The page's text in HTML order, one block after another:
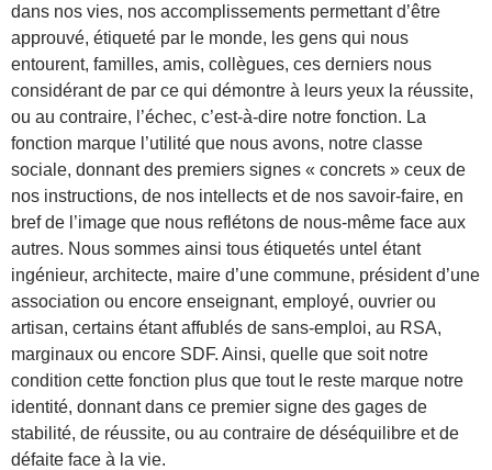
dans nos vies, nos accomplissements permettant d’être
approuvé, étiqueté par le monde, les gens qui nous
entourent, familles, amis, collègues, ces derniers nous
considérant de par ce qui démontre à leurs yeux la réussite,
ou au contraire, l’échec, c’est-à-dire notre fonction. La
fonction marque l’utilité que nous avons, notre classe
sociale, donnant des premiers signes « concrets » ceux de
nos instructions, de nos intellects et de nos savoir-faire, en
bref de l’image que nous reflétons de nous-même face aux
autres. Nous sommes ainsi tous étiquetés untel étant
ingénieur, architecte, maire d’une commune, président d’une
association ou encore enseignant, employé, ouvrier ou
artisan, certains étant affublés de sans-emploi, au RSA,
marginaux ou encore SDF. Ainsi, quelle que soit notre
condition cette fonction plus que tout le reste marque notre
identité, donnant dans ce premier signe des gages de
stabilité, de réussite, ou au contraire de déséquilibre et de
défaite face à la vie.